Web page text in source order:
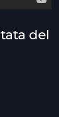
del